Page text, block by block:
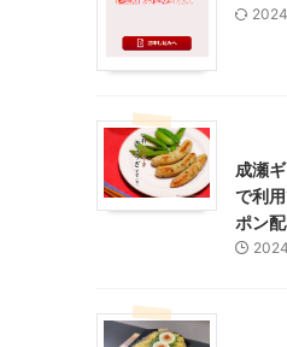
成瀬
で利
ポン配